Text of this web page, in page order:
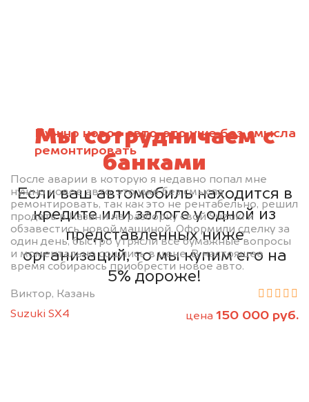
Нужно новое авто, это уже без смысла
ремонтировать
После аварии в которую я недавно попал мне
нужно новое авто, это уже без смысла
ремонтировать, так как это не рентабельно, решил
продать в Казани на разборку свой Suzuki и
обзавестись новой машиной. Оформили сделку за
один день, быстро утрясли все бумажные вопросы
и моментально сошлись в цене. В настоящее
время собираюсь приобрести новое авто.
Виктор, Казань
Suzuki SX4
цена 150 000 руб.
Мы сотрудничаем с
банками
Если ваш автомобиль находится в
кредите или залоге у одной из
представленных ниже
организаций, то мы купим его на
5% дороже!